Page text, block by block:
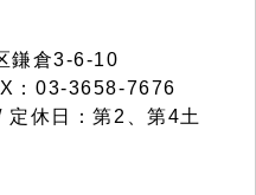
鎌倉3-6-10
：03-3658-7676
休日：第2、第4土